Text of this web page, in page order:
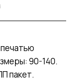
90-140.
пакет.